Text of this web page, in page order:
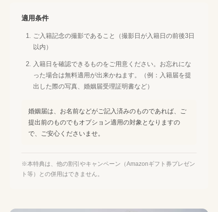
適用条件
ご入籍記念の撮影であること（撮影日が入籍日の前後3日
以内）
入籍日を確認できるものをご用意ください。お忘れにな
った場合は無料適用が出来かねます。（例：入籍届を提
出した際の写真、婚姻届受理証明書など）
婚姻届は、お名前などがご記入済みのものであれば、ご
提出前のものでもオプション適用の対象となりますの
で、ご安心くださいませ。
※本特典は、他の割引やキャンペーン（Amazonギフト券プレゼン
ト等）との併用はできません。